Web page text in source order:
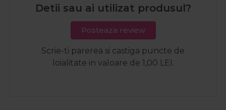
Detii sau ai utilizat produsul?
Posteaza review
Scrie-ti parerea si castiga puncte de
loialitate in valoare de 1,00 LEI.